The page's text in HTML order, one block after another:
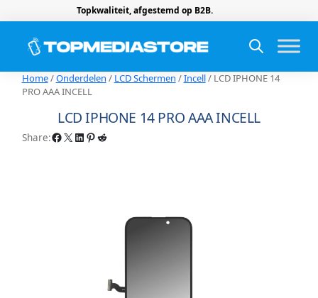
Topkwaliteit, afgestemd op B2B.
Home/Onderdelen / LCD Schermen /Incell/ LCD IPHONE 14
PRO AAA INCELL
LCD IPHONE 14 PRO AAA INCELL
Share:Facebook X LinkedIn Pinterest Reddit